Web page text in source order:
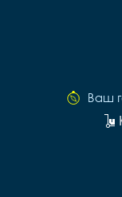
Ваш